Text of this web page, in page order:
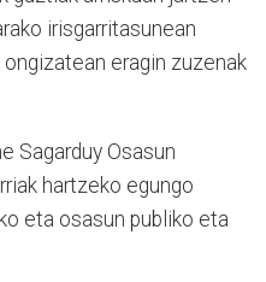
irisgarritasunean
eragin zuzenak
Sagarduy Osasun
hartzeko egungo
eta osasun publiko eta